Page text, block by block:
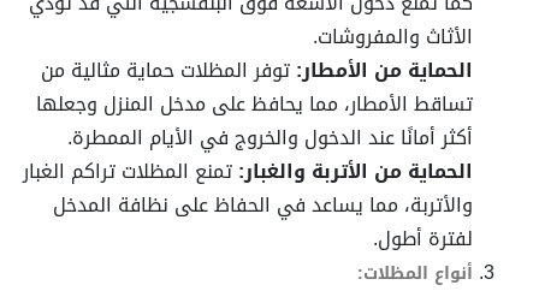
الأثاث والمفروشات.
الحماية من الأمطار:توفر المظلات حماية مثالية من
تساقط الأمطار، مما يحافظ على مدخل المنزل وجعلها
أكثر أمانًا عند الدخول والخروج في الأيام الممطرة.
الحماية من الأتربة والغبار:تمنع المظلات تراكم الغبار
والأتربة، مما يساعد في الحفاظ على نظافة المدخل
لفترة أطول.
أنواع المظلات: